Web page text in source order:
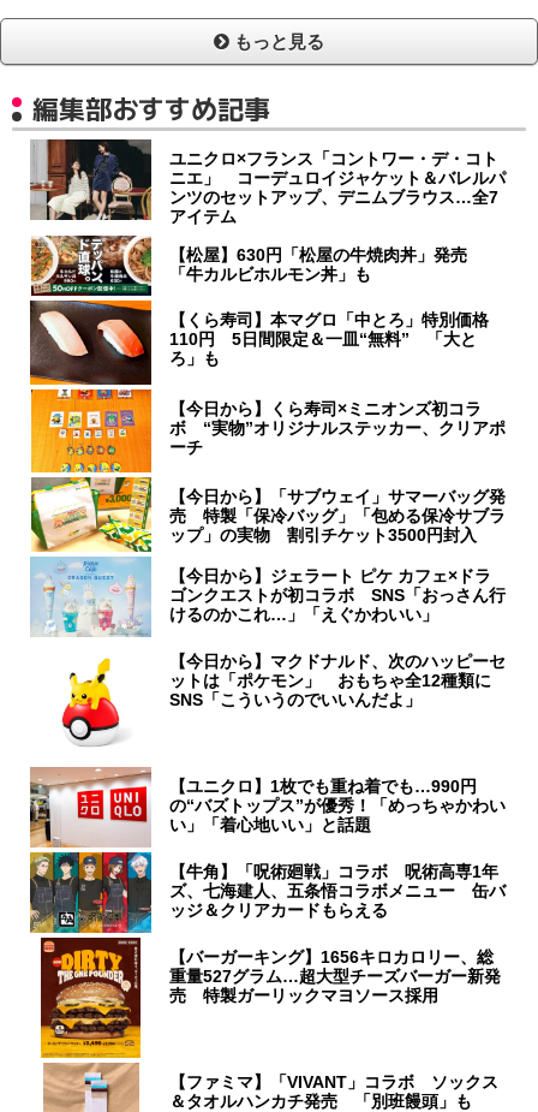
もっと見る
編集部おすすめ記事
ユニクロ×フランス「コントワー・デ・コト
ニエ」 コーデュロイジャケット＆バレルパ
ンツのセットアップ、デニムブラウス…全7
アイテム
【松屋】630円「松屋の牛焼肉丼」発売
「牛カルビホルモン丼」も
【くら寿司】本マグロ「中とろ」特別価格
110円 5日間限定＆一皿“無料” 「大と
ろ」も
【今日から】くら寿司×ミニオンズ初コラ
ボ “実物”オリジナルステッカー、クリアポ
ーチ
【今日から】「サブウェイ」サマーバッグ発
売 特製「保冷バッグ」「包める保冷サブラ
ップ」の実物 割引チケット3500円封入
【今日から】ジェラート ピケ カフェ×ドラ
ゴンクエストが初コラボ SNS「おっさん行
けるのかこれ…」「えぐかわいい」
【今日から】マクドナルド、次のハッピーセ
ットは「ポケモン」 おもちゃ全12種類に
SNS「こういうのでいいんだよ」
【ユニクロ】1枚でも重ね着でも…990円
の“バズトップス”が優秀！「めっちゃかわい
い」「着心地いい」と話題
【牛角】「呪術廻戦」コラボ 呪術高専1年
ズ、七海建人、五条悟コラボメニュー 缶バ
ッジ＆クリアカードもらえる
【バーガーキング】1656キロカロリー、総
重量527グラム…超大型チーズバーガー新発
売 特製ガーリックマヨソース採用
【ファミマ】「VIVANT」コラボ ソックス
＆タオルハンカチ発売 「別班饅頭」も